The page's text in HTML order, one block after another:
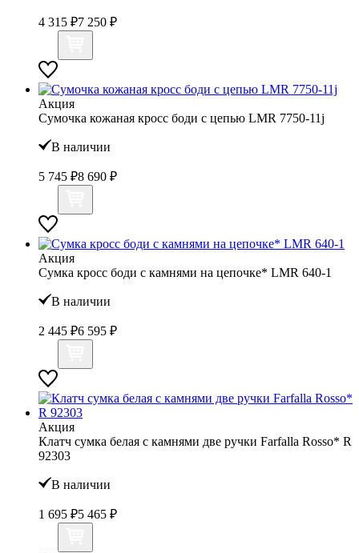
4 315 ₽7 250 ₽
Акция
Сумочка кожаная кросс боди с цепью LMR 7750-11j
В наличии
5 745 ₽8 690 ₽
Акция
Сумка кросс боди с камнями на цепочке* LMR 640-1
В наличии
2 445 ₽6 595 ₽
Акция
Клатч сумка белая с камнями две ручки Farfalla Rosso* R
92303
В наличии
1 695 ₽5 465 ₽